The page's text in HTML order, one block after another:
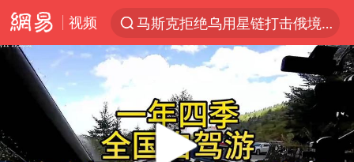
视频
马斯克拒绝乌用星链打击俄境内目标
解锁各地夏日限定体验
金饰克价一夜涨回1300元
男童模仿奥特曼从高处跳下致骨折